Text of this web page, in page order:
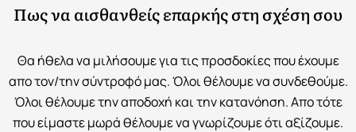
Πως να αισθανθείς επαρκής στη σχέση σου
Θα ήθελα να μιλήσουμε για τις προσδοκίες που έχουμε
απο τον/την σύντροφό μας. Όλοι θέλουμε να συνδεθούμε.
Όλοι θέλουμε την αποδοχή και την κατανόηση. Απο τότε
που είμαστε μωρά θέλουμε να γνωρίζουμε ότι αξίζουμε.